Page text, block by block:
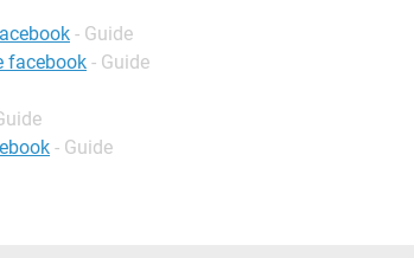
- Guide
facebook - Guide
- Guide